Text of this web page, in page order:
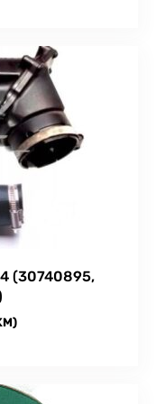
(30740895,